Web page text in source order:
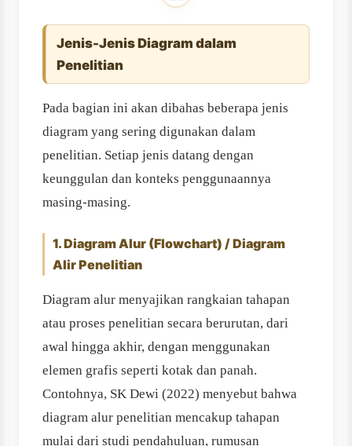
Jenis-Jenis Diagram dalam
Penelitian
Pada bagian ini akan dibahas beberapa jenis
diagram yang sering digunakan dalam
penelitian. Setiap jenis datang dengan
keunggulan dan konteks penggunaannya
masing-masing.
1. Diagram Alur (Flowchart) / Diagram
Alir Penelitian
Diagram alur menyajikan rangkaian tahapan
atau proses penelitian secara berurutan, dari
awal hingga akhir, dengan menggunakan
elemen grafis seperti kotak dan panah.
Contohnya, SK Dewi (2022) menyebut bahwa
diagram alur penelitian mencakup tahapan
mulai dari studi pendahuluan, rumusan